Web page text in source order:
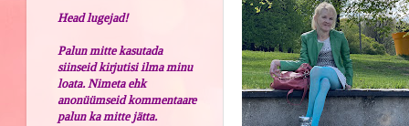
Head lugejad!
Palun mitte kasutada
siinseid kirjutisi ilma minu
loata. Nimeta ehk
anonüümseid kommentaare
palun ka mitte jätta.